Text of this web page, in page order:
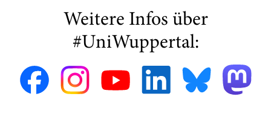
Weitere Infos über
#UniWuppertal: